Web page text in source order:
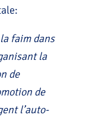
faim dans
la
de
de
l’auto-